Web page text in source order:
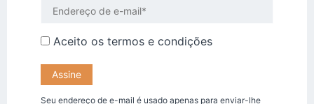
Aceito os termos e condições
Seu endereço de e-mail é usado apenas para enviar-lhe